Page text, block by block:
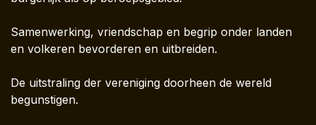
Samenwerking, vriendschap en begrip onder landen
en volkeren bevorderen en uitbreiden.
De uitstraling der vereniging doorheen de wereld
begunstigen.